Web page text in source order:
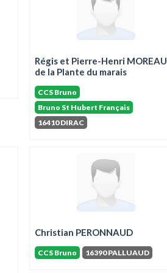
Régis et Pierre-Henri MOREAU
de la Plante du marais
CCS Bruno
Bruno St Hubert Français
16410 DIRAC
Christian PERONNAUD
CCS Bruno 16390 PALLUAUD